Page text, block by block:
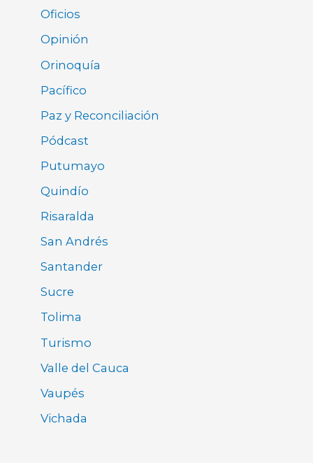
Oficios
Opinión
Orinoquía
Pacífico
Paz y Reconciliación
Pódcast
Putumayo
Quindío
Risaralda
San Andrés
Santander
Sucre
Tolima
Turismo
Valle del Cauca
Vaupés
Vichada